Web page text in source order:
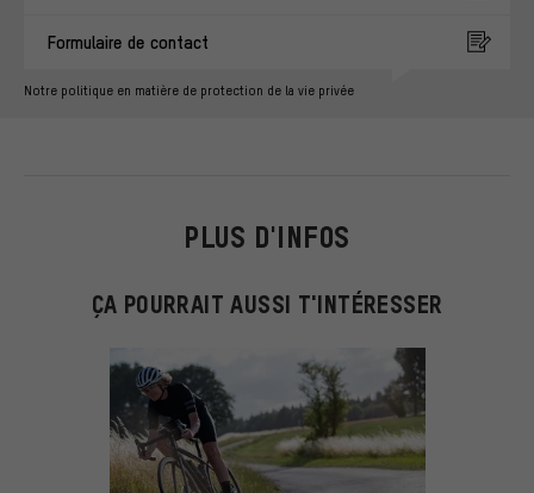
Formulaire de contact
Notre politique en matière de protection de la vie privée
PLUS D'INFOS
ÇA POURRAIT AUSSI T'INTÉRESSER